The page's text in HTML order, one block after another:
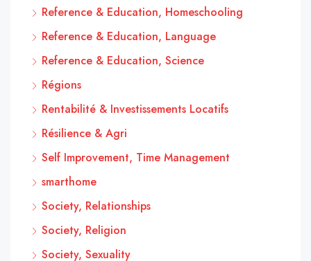
Reference & Education, Homeschooling
Reference & Education, Language
Reference & Education, Science
Régions
Rentabilité & Investissements Locatifs
Résilience & Agri
Self Improvement, Time Management
smarthome
Society, Relationships
Society, Religion
Society, Sexuality